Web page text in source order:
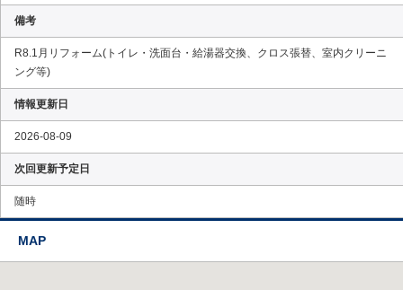
備考
R8.1月リフォーム(トイレ・洗面台・給湯器交換、クロス張替、室内クリーニ
ング等)
情報更新日
2026-08-09
次回更新予定日
随時
MAP